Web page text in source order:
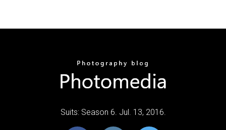
Suits: Season 6. Jul. 13, 2016.